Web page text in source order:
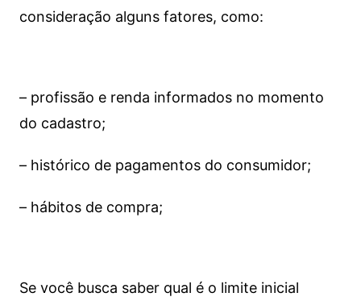
consideração alguns fatores, como:
– profissão e renda informados no momento
do cadastro;
– histórico de pagamentos do consumidor;
– hábitos de compra;
Se você busca saber qual é o limite inicial